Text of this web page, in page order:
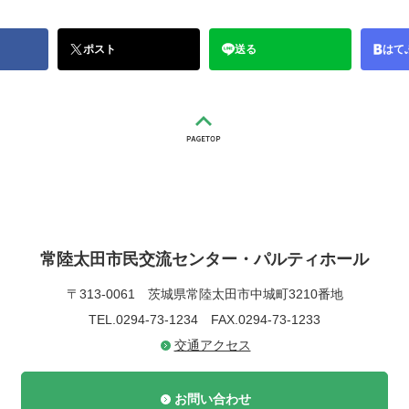
ポスト 送る はて
常陸太田市民交流センター・パルティホール
〒313-0061 茨城県常陸太田市中城町3210番地
TEL.0294-73-1234 FAX.0294-73-1233
交通アクセス
お問い合わせ